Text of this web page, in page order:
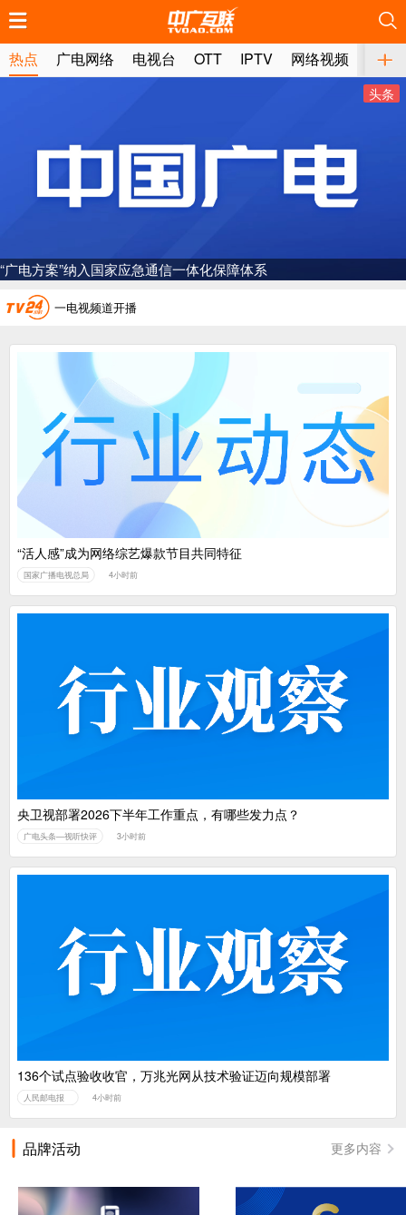
热点 广电网络 电视台 OTT IPTV 网络视频 媒体
头条
“广电方案”纳入国家应急通信一体化保障体系
广电总局对互联网电视自动续费专项治理
AI赋能微短剧产业“沪8条”发布
一电视频道开播
“纵深推进”系统性变革，广电媒体如何发力？
“一省一网”，中国广电为何走了二十年？
广电总局对互联网电视自动续费专项治理
中国广电：编制一体化电视技术标准白皮书
推荐
“活人感”成为网络综艺爆款节目共同特征
国家广播电视总局 4小时前
推荐
央卫视部署2026下半年工作重点，有哪些发力点？
广电头条—视听快评 3小时前
推荐
136个试点验收收官，万兆光网从技术验证迈向规模部署
人民邮电报 4小时前
品牌活动 更多内容
推荐
推荐
推荐
推荐
推荐
推荐
推荐
推荐
推荐
推荐
推荐
推荐
推荐
推荐
推荐
推荐
推荐